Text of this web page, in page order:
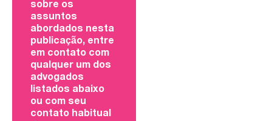
sobre os
assuntos
abordados nesta
publicação, entre
em contato com
qualquer um dos
advogados
listados abaixo
ou com seu
contato habitual